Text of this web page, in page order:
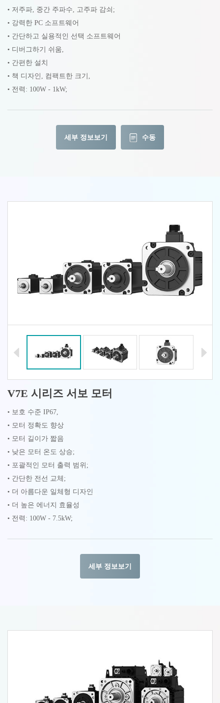
• 저주파, 중간 주파수, 고주파 감쇠;
• 강력한 PC 소프트웨어
• 간단하고 실용적인 선택 소프트웨어
• 디버그하기 쉬움,
• 간편한 설치
• 책 디자인, 컴팩트한 크기,
• 전력: 100W - 1kW;
세부 정보보기 수동
V7E 시리즈 서보 모터
• 보호 수준 IP67,
• 모터 정확도 향상
• 모터 길이가 짧음
• 낮은 모터 온도 상승;
• 포괄적인 모터 출력 범위;
• 간단한 전선 교체;
• 더 아름다운 일체형 디자인
• 더 높은 에너지 효율성
• 전력: 100W - 7.5kW;
세부 정보보기